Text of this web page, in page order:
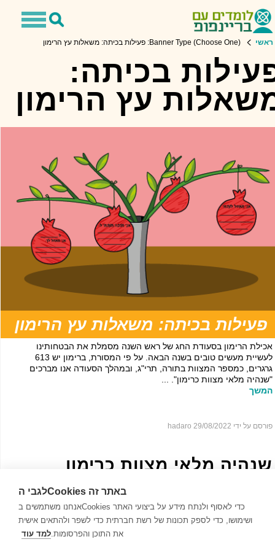
Toggle
Toggle
ראשי Banner Type (Choose One): פעילות בכיתה: משאלות עץ הרימון
בכיתה:
עץ הרימון
פעילות בכיתה: משאלות עץ הרימון
שנהיה מלאי מצוות כרימון
פורסם על ידי hadaro 29/08/2022
אכילת הרימון בסעודת החג של ראש השנה מסמלת את הבטחותינו
לעשיית מעשים טובים בשנה הבאה. על פי המסורת, ברימון יש 613
גרגרים, כמספר המצוות בתורה, תרי"ג, ובמהלך הסעודה אנו מברכים
"שנהיה מלאי מצוות כרימון". ...
המשך
לגבי הCookies באתר זה
אנחנו משתמשים בCookies כדי לאסוף ולנתח מידע על ביצועי האתר
ושימושו, כדי לספק תכונות של רשת חברתית כדי לשפר ולהתאים אישית
את התוכן והפרסומות.למד עוד